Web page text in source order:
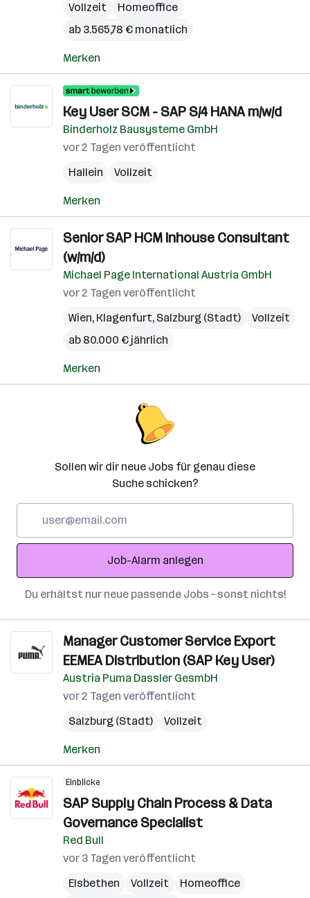
Vollzeit
Homeoffice
ab 3.565,78 € monatlich
Merken
Key User SCM - SAP S/4 HANA m/w/d
Binderholz Bausysteme GmbH
vor 2 Tagen veröffentlicht
Hallein
Vollzeit
Merken
Senior SAP HCM Inhouse Consultant
(w/m/d)
Michael Page International Austria GmbH
vor 2 Tagen veröffentlicht
Wien, Klagenfurt, Salzburg (Stadt)
Vollzeit
ab 80.000 € jährlich
Merken
Sollen wir dir neue Jobs für genau diese
Suche schicken?
Adresse
Job-Alarm anlegen
Du erhältst nur neue passende Jobs – sonst nichts!
Manager Customer Service Export
EEMEA Distribution (SAP Key User)
Austria Puma Dassler GesmbH
vor 2 Tagen veröffentlicht
Salzburg (Stadt)
Vollzeit
Merken
Einblicke
SAP Supply Chain Process & Data
Governance Specialist
Red Bull
vor 3 Tagen veröffentlicht
Elsbethen
Vollzeit
Homeoffice